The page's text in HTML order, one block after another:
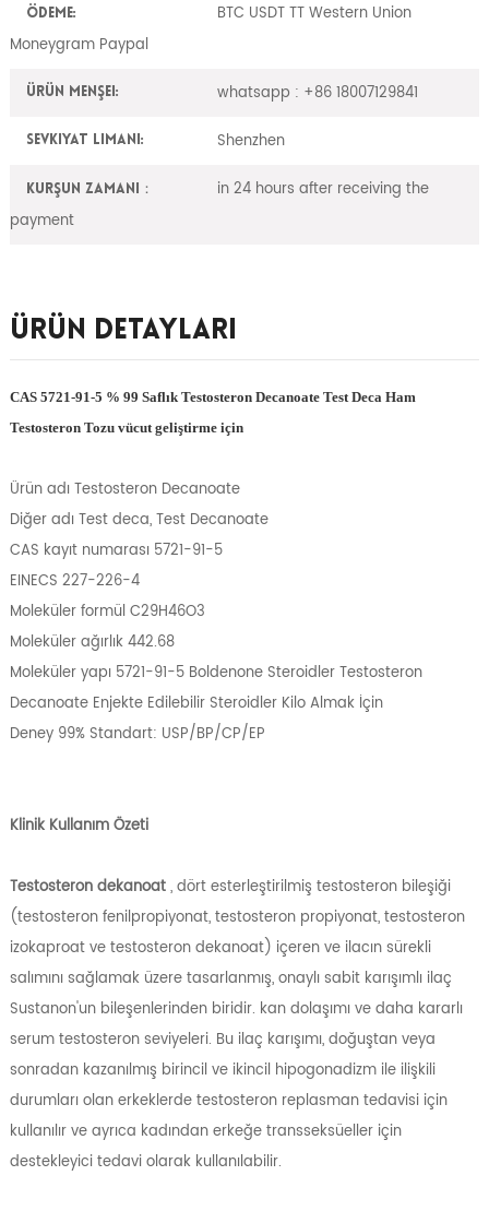
Ödeme:
BTC USDT TT Western Union
Moneygram Paypal
Ürün Menşei: whatsapp : +86 18007129841
Sevkiyat Limanı: Shenzhen
Kurşun zamanı：
in 24 hours after receiving the
payment
Ürün Detayları
CAS 5721-91-5 % 99 Saflık Testosteron Decanoate Test Deca Ham
Testosteron Tozu vücut geliştirme için
Ürün adı Testosteron Decanoate
Diğer adı Test deca, Test Decanoate
CAS kayıt numarası 5721-91-5
EINECS 227-226-4
Moleküler formül C29H46O3
Moleküler ağırlık 442.68
Moleküler yapı 5721-91-5 Boldenone Steroidler Testosteron
Decanoate Enjekte Edilebilir Steroidler Kilo Almak İçin
Deney 99% Standart: USP/BP/CP/EP
Klinik Kullanım Özeti
Testosteron dekanoat, dört esterleştirilmiş testosteron bileşiği
(testosteron fenilpropiyonat, testosteron propiyonat, testosteron
izokaproat ve testosteron dekanoat) içeren ve ilacın sürekli
salımını sağlamak üzere tasarlanmış, onaylı sabit karışımlı ilaç
Sustanon'un bileşenlerinden biridir. kan dolaşımı ve daha kararlı
serum testosteron seviyeleri. Bu ilaç karışımı, doğuştan veya
sonradan kazanılmış birincil ve ikincil hipogonadizm ile ilişkili
durumları olan erkeklerde testosteron replasman tedavisi için
kullanılır ve ayrıca kadından erkeğe transseksüeller için
destekleyici tedavi olarak kullanılabilir.